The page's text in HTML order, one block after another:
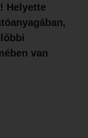
! Helyette
van